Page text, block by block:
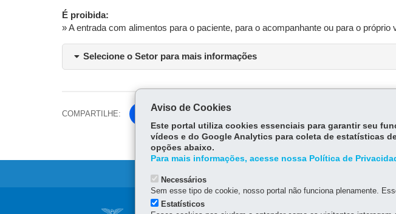
É proibida:
» A entrada com alimentos para o paciente, para o acompanhante ou para o próprio
Selecione o Setor para mais informações
COMPARTILHE:
Fa
ce
bo
ok
Tw
itt
Navegação
Aviso de Cookies
Este portal utiliza cookies essenciais para garantir seu
vídeos e do Google Analytics para coleta de estatísticas
opções abaixo.
Para mais informações, acesse nossa Política de
Necessários
Sem esse tipo de cookie, nosso portal não funciona plenamente.
Estatísticos